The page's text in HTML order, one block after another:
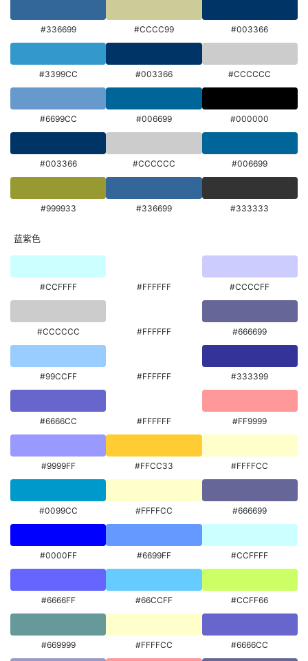
#336699 #CCCC99 #003366
#3399CC #003366 #CCCCCC
#6699CC #006699 #000000
#003366 #CCCCCC #006699
#999933 #336699 #333333
蓝紫色
#CCFFFF #FFFFFF #CCCCFF
#CCCCCC #FFFFFF #666699
#99CCFF #FFFFFF #333399
#6666CC #FFFFFF #FF9999
#9999FF #FFCC33 #FFFFCC
#0099CC #FFFFCC #666699
#0000FF #6699FF #CCFFFF
#6666FF #66CCFF #CCFF66
#669999 #FFFFCC #6666CC